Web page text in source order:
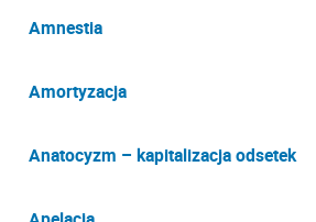
Amnestia
Amortyzacja
Anatocyzm – kapitalizacja odsetek